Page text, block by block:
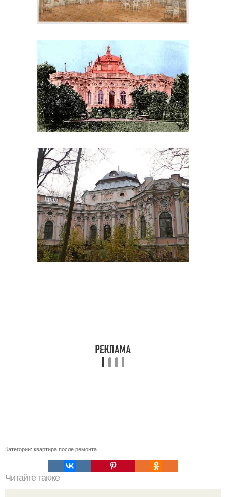
Категории: квартира после ремонта
Читайте также